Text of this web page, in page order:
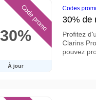
30%
À jour
Code promo Codes
30% de
Profitez
Clarins
pouvez